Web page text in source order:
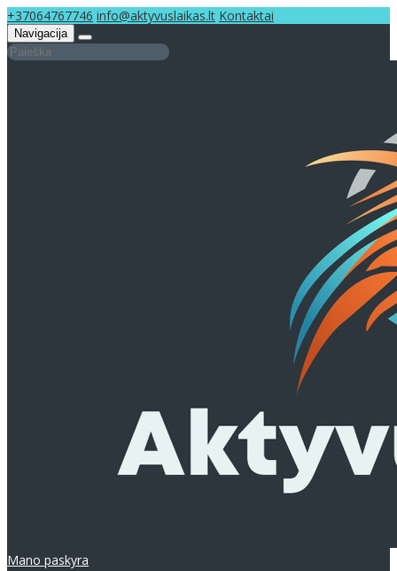
+37064767746 info@aktyvuslaikas.lt Kontaktai
Navigacija
Mano paskyra